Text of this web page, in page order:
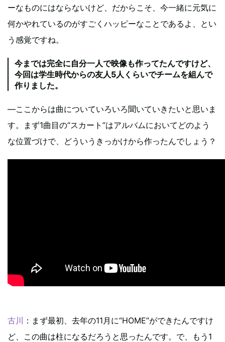
ーなものにはならないけど、だからこそ、今一緒に元気に
何かやれているのがすごくハッピーなことであるよ、とい
う感覚ですね。
今までは完全に自分一人で映像も作ってたんですけど、
今回は学生時代からの友人5人くらいでチームを組んで
作りました。
―ここからは曲についていろいろ聞いていきたいと思いま
す。まず1曲目の“スカート”はアルバムにおいてどのよう
な位置づけで、どういうきっかけから作ったんでしょう？
古川 ：まず最初、去年の11月に“HOME”ができたんですけ
ど、この曲は柱になるだろうと思ったんです。で、もう1